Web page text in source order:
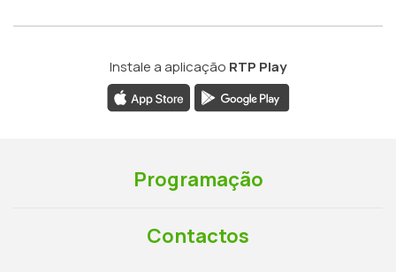
Instale a aplicação RTP Play
Programação
Contactos